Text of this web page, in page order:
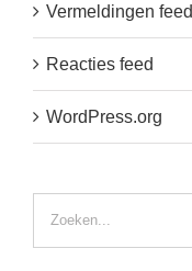
Vermeldingen feed
Reacties feed
WordPress.org